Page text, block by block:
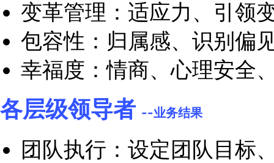
各层级领导者 --个人效能
自我管理：成长思维
时间管理
沟通：演讲、组织会